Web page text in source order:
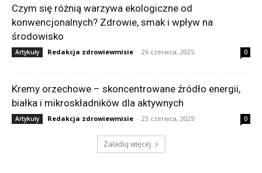
Czym się różnią warzywa ekologiczne od
konwencjonalnych? Zdrowie, smak i wpływ na
środowisko
Artykuły Redakcja zdrowiewmisie - 26 czerwca, 2025 0
Kremy orzechowe – skoncentrowane źródło energii,
białka i mikroskładników dla aktywnych
Artykuły Redakcja zdrowiewmisie - 23 czerwca, 2025 0
Załaduj więcej